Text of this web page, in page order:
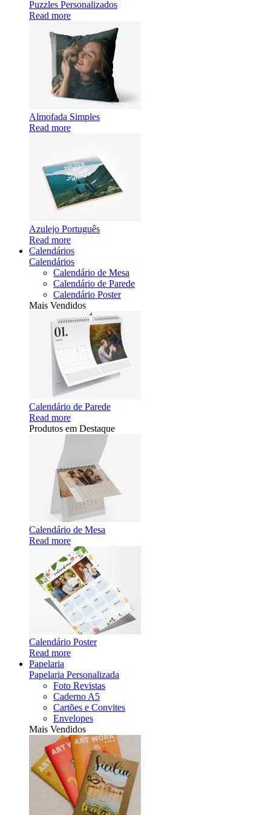
Puzzles Personalizados
Read more
Almofada Simples
Read more
Azulejo Português
Read more
Calendários
Calendários
Calendário de Mesa
Calendário de Parede
Calendário Poster
Mais Vendidos
Calendário de Parede
Read more
Produtos em Destaque
Calendário de Mesa
Read more
Calendário Poster
Read more
Papelaria
Papelaria Personalizada
Foto Revistas
Caderno A5
Cartões e Convites
Envelopes
Mais Vendidos